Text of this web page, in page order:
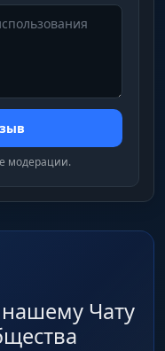
модерации.
Чату